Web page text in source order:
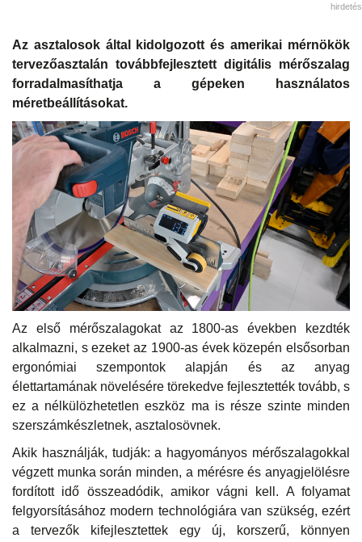
hirdetés
Az asztalosok által kidolgozott és amerikai mérnökök
tervezőasztalán továbbfejlesztett digitális mérőszalag
forradalmasíthatja a gépeken használatos
méretbeállításokat.
Az első mérőszalagokat az 1800-as években kezdték
alkalmazni, s ezeket az 1900-as évek közepén elsősorban
ergonómiai szempontok alapján és az anyag
élettartamának növelésére törekedve fejlesztették tovább, s
ez a nélkülözhetetlen eszköz ma is része szinte minden
szerszámkészletnek, asztalosövnek.
Akik használják, tudják: a hagyományos mérőszalagokkal
végzett munka során minden, a mérésre és anyagjelölésre
fordított idő összeadódik, amikor vágni kell. A folyamat
felgyorsításához modern technológiára van szükség, ezért
a tervezők kifejlesztettek egy új, korszerű, könnyen